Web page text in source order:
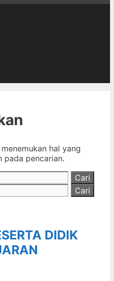
hal yang
pada pencarian.
DIDIK